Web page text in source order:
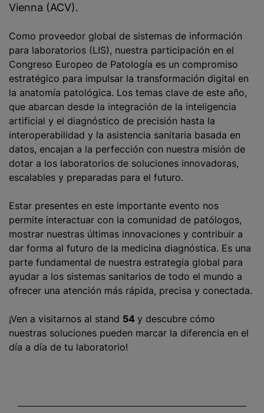
Vienna (ACV).
Como proveedor global de sistemas de información
para laboratorios (LIS), nuestra participación en el
Congreso Europeo de Patología es un compromiso
estratégico para impulsar la transformación digital en
la anatomía patológica. Los temas clave de este año,
que abarcan desde la integración de la inteligencia
artificial y el diagnóstico de precisión hasta la
interoperabilidad y la asistencia sanitaria basada en
datos, encajan a la perfección con nuestra misión de
dotar a los laboratorios de soluciones innovadoras,
escalables y preparadas para el futuro.
Estar presentes en este importante evento nos
permite interactuar con la comunidad de patólogos,
mostrar nuestras últimas innovaciones y contribuir a
dar forma al futuro de la medicina diagnóstica. Es una
parte fundamental de nuestra estrategia global para
ayudar a los sistemas sanitarios de todo el mundo a
ofrecer una atención más rápida, precisa y conectada.
¡Ven a visitarnos al stand 54 y descubre cómo
nuestras soluciones pueden marcar la diferencia en el
día a día de tu laboratorio!